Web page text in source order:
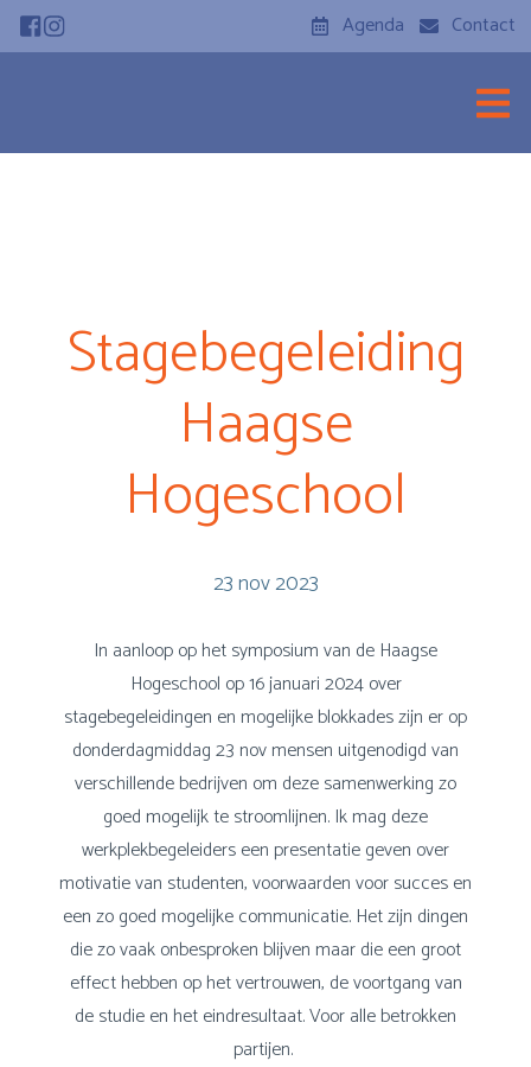
Agenda Contact
Stagebegeleiding
Haagse
Hogeschool
23 nov 2023
In aanloop op het symposium van de Haagse
Hogeschool op 16 januari 2024 over
stagebegeleidingen en mogelijke blokkades zijn er op
donderdagmiddag 23 nov mensen uitgenodigd van
verschillende bedrijven om deze samenwerking zo
goed mogelijk te stroomlijnen. Ik mag deze
werkplekbegeleiders een presentatie geven over
motivatie van studenten, voorwaarden voor succes en
een zo goed mogelijke communicatie. Het zijn dingen
die zo vaak onbesproken blijven maar die een groot
effect hebben op het vertrouwen, de voortgang van
de studie en het eindresultaat. Voor alle betrokken
partijen.